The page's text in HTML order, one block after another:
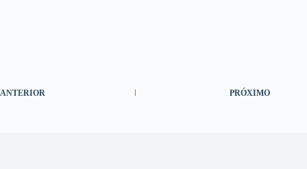
ANTERIOR PRÓXIMO